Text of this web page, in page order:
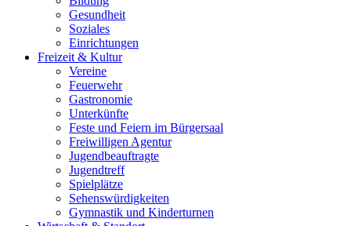
Gesundheit
Soziales
Einrichtungen
Freizeit & Kultur
Vereine
Feuerwehr
Gastronomie
Unterkünfte
Feste und Feiern im Bürgersaal
Freiwilligen Agentur
Jugendbeauftragte
Jugendtreff
Spielplätze
Sehenswürdigkeiten
Gymnastik und Kinderturnen